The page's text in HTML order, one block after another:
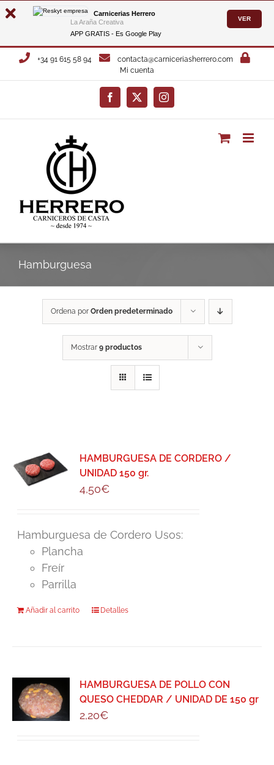
Carnicerias Herrero
La Araña Creativa
APP GRATIS - Es Google Play
VER
Saltar
+34 91 615 58 94
contacta@carniceriasherrero.com
Mi cuenta
Facebook
X Instagram
Hamburguesa
Ordena por Orden predeterminado
Mostrar 9 productos
HAMBURGUESA DE CORDERO /
UNIDAD 150 gr.
4,50€
Hamburguesa de Cordero Usos:
Plancha
Freír
Parrilla
Añadir al carrito Detalles
HAMBURGUESA DE POLLO CON
QUESO CHEDDAR / UNIDAD DE 150 gr
2,20€